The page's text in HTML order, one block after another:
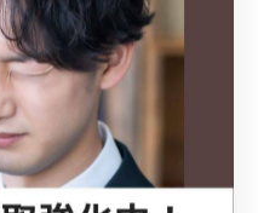
価格を最大化すること
よっては季節の移り変
があり、その地域特有
の鍵となります。